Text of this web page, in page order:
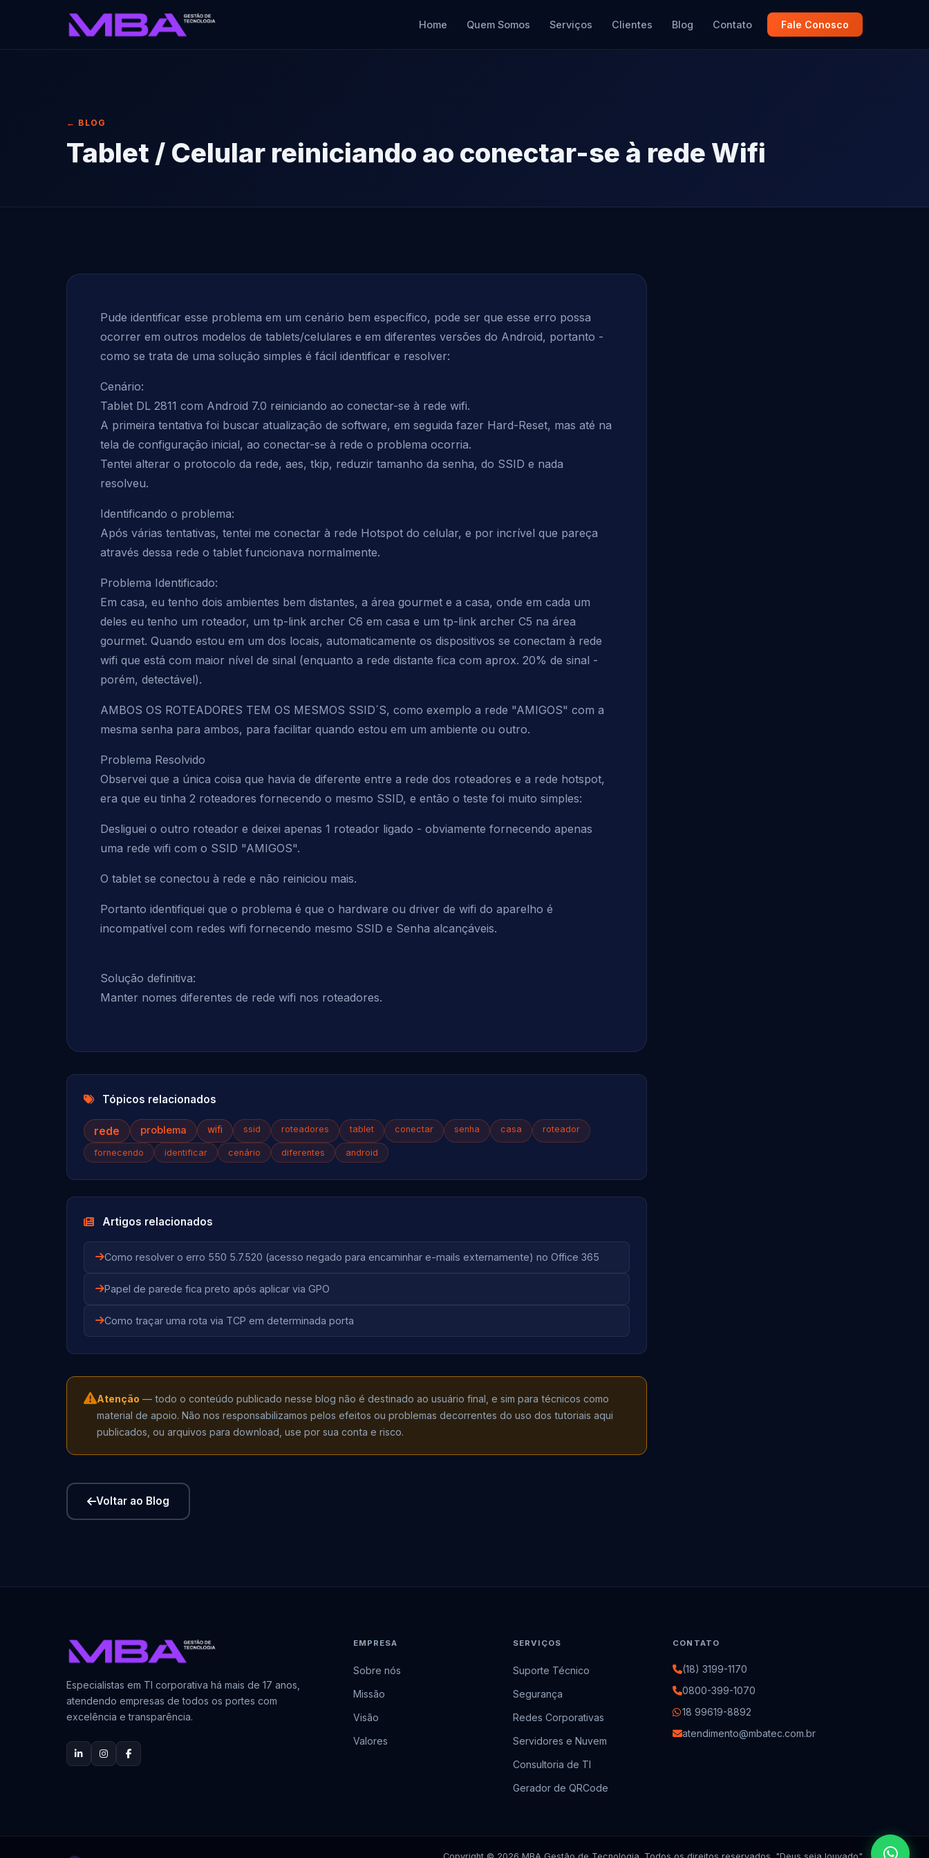
Home Quem Somos Serviços Clientes Blog Contato Fale Conosco
← BLOG
Tablet / Celular reiniciando ao conectar-se à rede Wifi
Pude identificar esse problema em um cenário bem específico, pode ser que esse erro possa
ocorrer em outros modelos de tablets/celulares e em diferentes versões do Android, portanto -
como se trata de uma solução simples é fácil identificar e resolver:
Cenário:
Tablet DL 2811 com Android 7.0 reiniciando ao conectar-se à rede wifi.
A primeira tentativa foi buscar atualização de software, em seguida fazer Hard-Reset, mas até na
tela de configuração inicial, ao conectar-se à rede o problema ocorria.
Tentei alterar o protocolo da rede, aes, tkip, reduzir tamanho da senha, do SSID e nada
resolveu.
Identificando o problema:
Após várias tentativas, tentei me conectar à rede Hotspot do celular, e por incrível que pareça
através dessa rede o tablet funcionava normalmente.
Problema Identificado:
Em casa, eu tenho dois ambientes bem distantes, a área gourmet e a casa, onde em cada um
deles eu tenho um roteador, um tp-link archer C6 em casa e um tp-link archer C5 na área
gourmet. Quando estou em um dos locais, automaticamente os dispositivos se conectam à rede
wifi que está com maior nível de sinal (enquanto a rede distante fica com aprox. 20% de sinal -
porém, detectável).
AMBOS OS ROTEADORES TEM OS MESMOS SSID´S, como exemplo a rede "AMIGOS" com a
mesma senha para ambos, para facilitar quando estou em um ambiente ou outro.
Problema Resolvido
Observei que a única coisa que havia de diferente entre a rede dos roteadores e a rede hotspot,
era que eu tinha 2 roteadores fornecendo o mesmo SSID, e então o teste foi muito simples:
Desliguei o outro roteador e deixei apenas 1 roteador ligado - obviamente fornecendo apenas
uma rede wifi com o SSID "AMIGOS".
O tablet se conectou à rede e não reiniciou mais.
Portanto identifiquei que o problema é que o hardware ou driver de wifi do aparelho é
incompatível com redes wifi fornecendo mesmo SSID e Senha alcançáveis.
Solução definitiva:
Manter nomes diferentes de rede wifi nos roteadores.
Tópicos relacionados
rede problema wifi ssid roteadores tablet conectar senha casa roteador
fornecendo identificar cenário diferentes android
Artigos relacionados
Como resolver o erro 550 5.7.520 (acesso negado para encaminhar e-mails externamente) no Office 365
Papel de parede fica preto após aplicar via GPO
Como traçar uma rota via TCP em determinada porta
Atenção — todo o conteúdo publicado nesse blog não é destinado ao usuário final, e sim para técnicos como
material de apoio. Não nos responsabilizamos pelos efeitos ou problemas decorrentes do uso dos tutoriais aqui
publicados, ou arquivos para download, use por sua conta e risco.
Voltar ao Blog
Especialistas em TI corporativa há mais de 17 anos,
atendendo empresas de todos os portes com
excelência e transparência.
EMPRESA
Sobre nós
Missão
Visão
Valores
SERVIÇOS
Suporte Técnico
Segurança
Redes Corporativas
Servidores e Nuvem
Consultoria de TI
Gerador de QRCode
CONTATO
(18) 3199-1170
0800-399-1070
18 99619-8892
atendimento@mbatec.com.br